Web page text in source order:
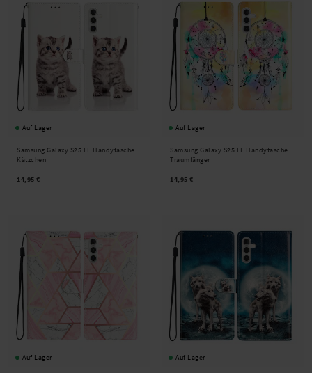
Auf Lager
Samsung Galaxy S25 FE Handytasche
Kätzchen
14,95 €
Auf Lager
Samsung Galaxy S25 FE Handytasche
Traumfänger
14,95 €
Auf Lager Auf Lager